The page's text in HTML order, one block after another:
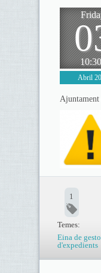
Abril
1
Temes:
Eina de
d'expedients